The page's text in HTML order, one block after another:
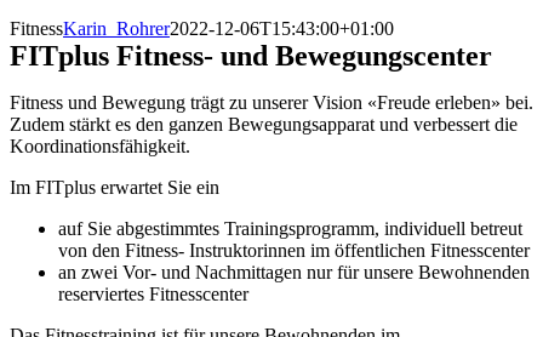
FitnessKarin_Rohrer2022-12-06T15:43:00+01:00
FITplus Fitness- und Bewegungscenter
Fitness und Bewegung trägt zu unserer Vision «Freude erleben» bei.
Zudem stärkt es den ganzen Bewegungsapparat und verbessert die
Koordinationsfähigkeit.
Im FITplus erwartet Sie ein
auf Sie abgestimmtes Trainingsprogramm, individuell betreut
von den Fitness- Instruktorinnen im öffentlichen Fitnesscenter
an zwei Vor- und Nachmittagen nur für unsere Bewohnenden
reserviertes Fitnesscenter